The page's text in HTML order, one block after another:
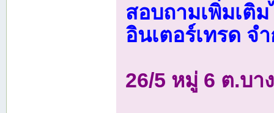
สอบถามเพิ่มเติ
อินเตอร์เทรด จ
26/5 หมู่ 6 ต.บา